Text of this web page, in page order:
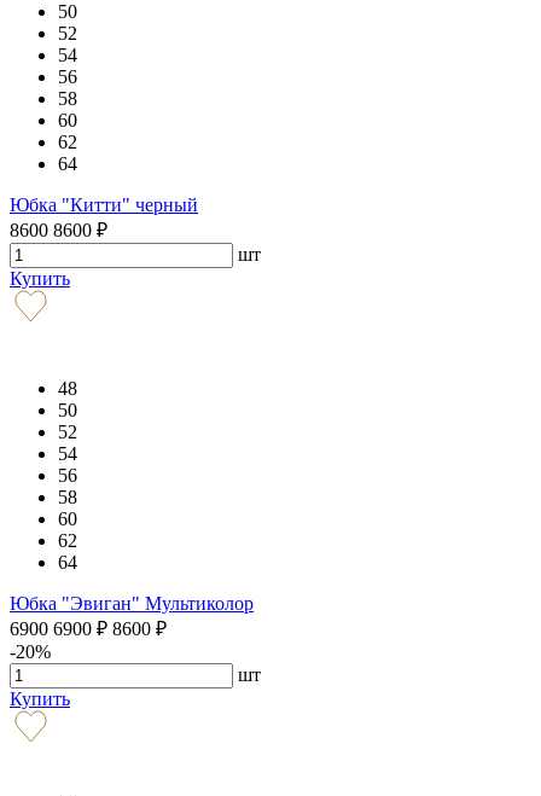
50
52
54
56
58
60
62
64
Юбка "Китти" черный
8600 8600 ₽
шт
Купить
48
50
52
54
56
58
60
62
64
Юбка "Эвиган" Мультиколор
6900 6900 ₽ 8600 ₽
-20%
шт
Купить